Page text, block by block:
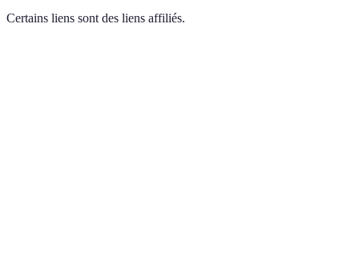
Certains liens sont des liens affiliés.